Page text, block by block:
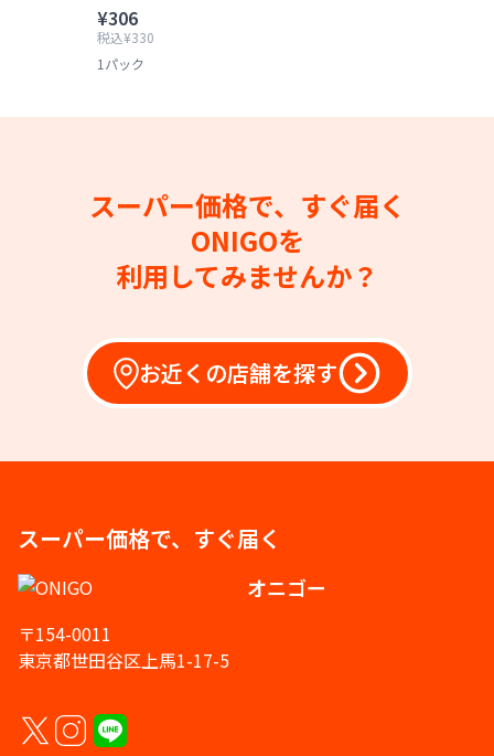
¥306
税込¥330
1パック
スーパー価格で、すぐ届く
ONIGOを
利用してみませんか？
お近くの店舗を探す
スーパー価格で、すぐ届く
オニゴー
〒154-0011
東京都世田谷区上馬1-17-5